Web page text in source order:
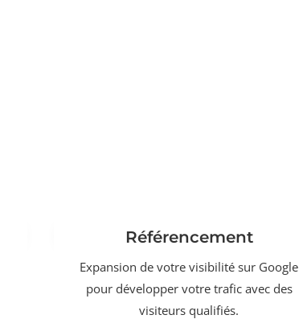
Référencement
Expansion de votre visibilité sur Google
pour développer votre trafic avec des
visiteurs qualifiés.